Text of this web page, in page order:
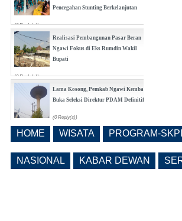
Pencegahan Stunting Berkelanjutan
(0 Reply(s))
Realisasi Pembangunan Pasar Beran
Ngawi Fokus di Eks Rumdin Wakil
Bupati
(0 Reply(s))
Lama Kosong, Pemkab Ngawi Kembali
Buka Seleksi Direktur PDAM Definitif
(0 Reply(s))
Dikenai Denda dan Pembatasan
HOME WISATA PROGRAM-
NASIONAL KABAR DEWAN